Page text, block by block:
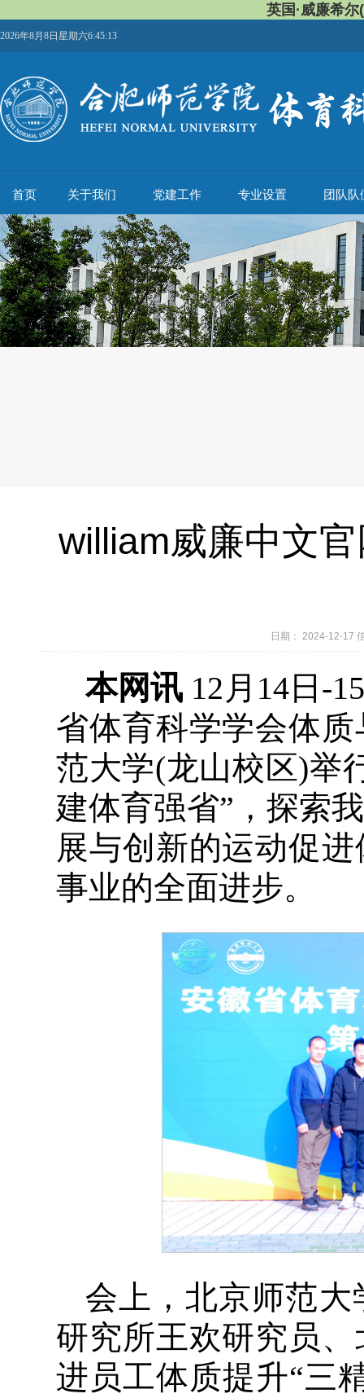
英国·威廉希
2026年8月8日星期六6:45:14
首页 关于我们 党建工作 专业设置 团队队
william威廉中文
日期： 2024-12-17
本网讯 12月14日-
省体育科学学会体
范大学(龙山校区)举
建体育强省”，探索
展与创新的运动促
事业的全面进步。
会上，北京师范
研究所王欢研究员
进员工体质提升“三